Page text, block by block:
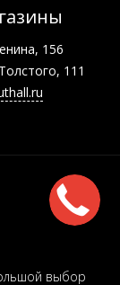
156
111
выбор